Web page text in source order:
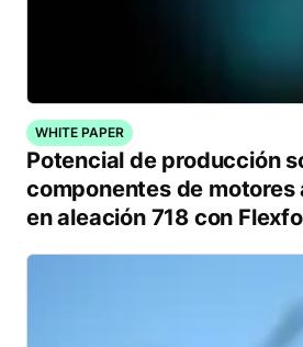
WHITE PAPER
Potencial de producción
componentes de motores
en aleación 718 con